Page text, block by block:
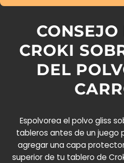
CONSEJO
CROKI
DEL
Espolvorea el polvo gliss
tableros antes de un juego
agregar una capa
superior de tu tablero de